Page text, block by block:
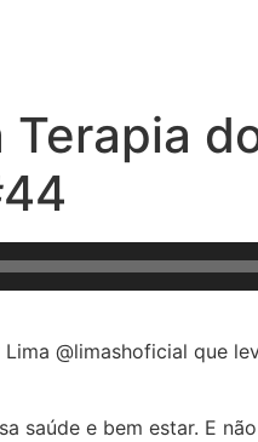
@limashoficial que
saúde e bem estar. E